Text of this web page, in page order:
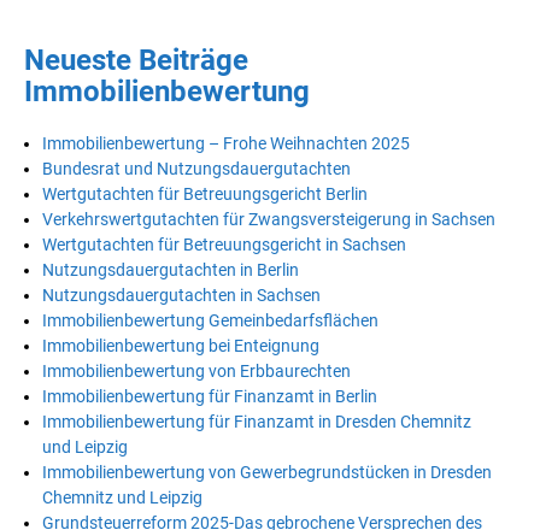
Neueste Beiträge
Immobilienbewertung
Immobilienbewertung – Frohe Weihnachten 2025
Bundesrat und Nutzungsdauergutachten
Wertgutachten für Betreuungsgericht Berlin
Verkehrswertgutachten für Zwangsversteigerung in Sachsen
Wertgutachten für Betreuungsgericht in Sachsen
Nutzungsdauergutachten in Berlin
Nutzungsdauergutachten in Sachsen
Immobilienbewertung Gemeinbedarfsflächen
Immobilienbewertung bei Enteignung
Immobilienbewertung von Erbbaurechten
Immobilienbewertung für Finanzamt in Berlin
Immobilienbewertung für Finanzamt in Dresden Chemnitz
und Leipzig
Immobilienbewertung von Gewerbegrundstücken in Dresden
Chemnitz und Leipzig
Grundsteuerreform 2025-Das gebrochene Versprechen des